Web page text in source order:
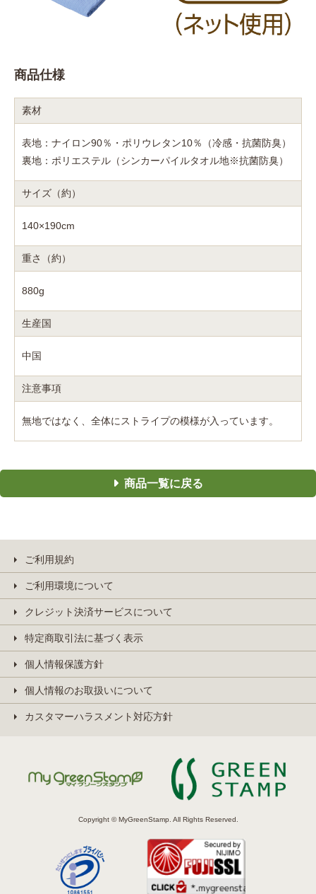
商品仕様
素材
表地：ナイロン90％・ポリウレタン10％（冷感・抗菌防臭）
裏地：ポリエステル（シンカーパイルタオル地※抗菌防臭）
サイズ（約）
140×190cm
重さ（約）
880g
生産国
中国
注意事項
無地ではなく、全体にストライプの模様が入っています。
商品一覧に戻る
ご利用規約
ご利用環境について
クレジット決済サービスについて
特定商取引法に基づく表示
個人情報保護方針
個人情報のお取扱いについて
カスタマーハラスメント対応方針
Copyright © MyGreenStamp. All Rights Reserved.